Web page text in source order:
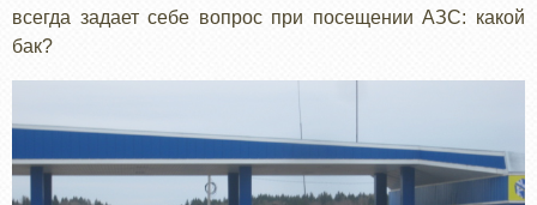
всегда задает себе вопрос при посещении АЗС: какой
бак?